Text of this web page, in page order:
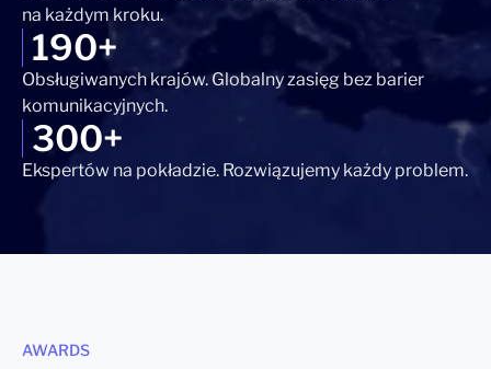
na każdym kroku.
190+
Obsługiwanych krajów. Globalny zasięg bez barier
komunikacyjnych.
300+
Ekspertów na pokładzie. Rozwiązujemy każdy problem.
AWARDS